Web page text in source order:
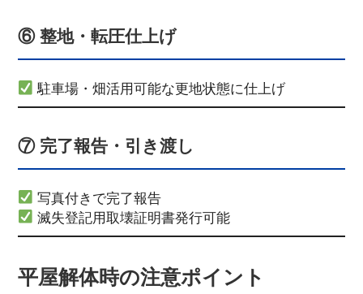
⑥ 整地・転圧仕上げ
駐車場・畑活用可能な更地状態に仕上げ
⑦ 完了報告・引き渡し
写真付きで完了報告
滅失登記用取壊証明書発行可能
平屋解体時の注意ポイント